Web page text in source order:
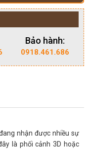
Bảo hành:
0918.461.686
nhận được nhiều sự
là phối cảnh 3D hoặc